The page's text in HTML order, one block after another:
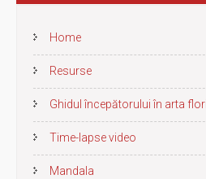
Home
Resurse
Ghidul începătorului în arta
Time-lapse video
Mandala